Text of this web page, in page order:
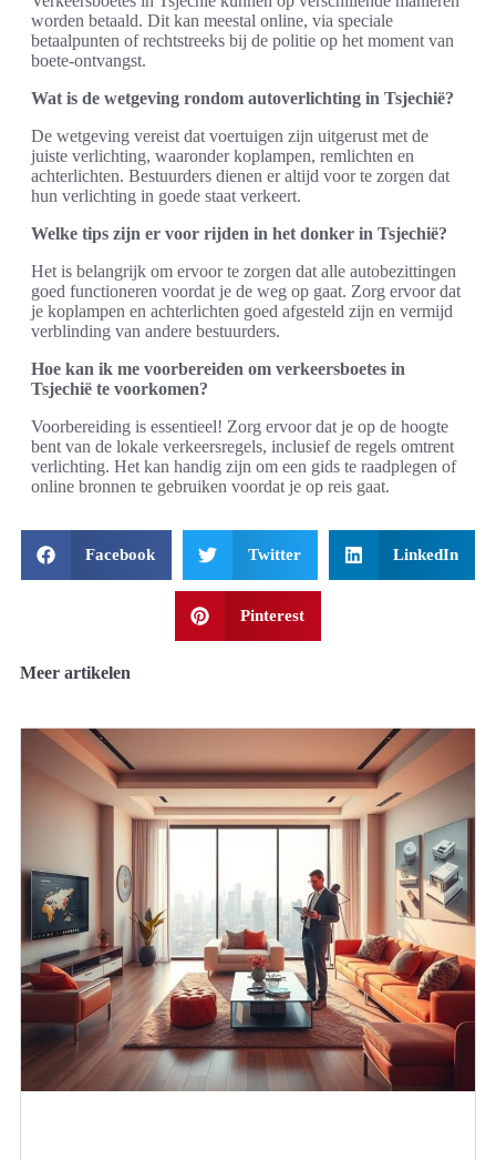
worden betaald. Dit kan meestal online, via speciale
betaalpunten of rechtstreeks bij de politie op het moment van
boete-ontvangst.
Wat is de wetgeving rondom autoverlichting in Tsjechië?
De wetgeving vereist dat voertuigen zijn uitgerust met de
juiste verlichting, waaronder koplampen, remlichten en
achterlichten. Bestuurders dienen er altijd voor te zorgen dat
hun verlichting in goede staat verkeert.
Welke tips zijn er voor rijden in het donker in Tsjechië?
Het is belangrijk om ervoor te zorgen dat alle autobezittingen
goed functioneren voordat je de weg op gaat. Zorg ervoor dat
je koplampen en achterlichten goed afgesteld zijn en vermijd
verblinding van andere bestuurders.
Hoe kan ik me voorbereiden om verkeersboetes in
Tsjechië te voorkomen?
Voorbereiding is essentieel! Zorg ervoor dat je op de hoogte
bent van de lokale verkeersregels, inclusief de regels omtrent
verlichting. Het kan handig zijn om een gids te raadplegen of
online bronnen te gebruiken voordat je op reis gaat.
Facebook Twitter LinkedIn
Pinterest
Meer artikelen